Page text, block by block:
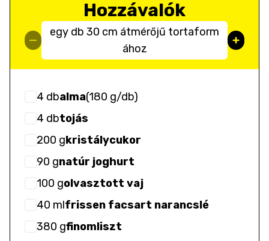
Hozzávalók
egy db 30 cm átmérőjű tortaform
ához
4 dbalma(180 g/db)
4 dbtojás
200 gkristálycukor
90 gnatúr joghurt
100 golvasztott vaj
40 mlfrissen facsart narancslé
380 gfinomliszt